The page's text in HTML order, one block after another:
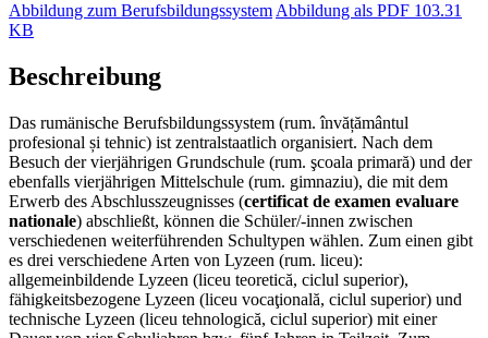
Abbildung zum Berufsbildungssystem Abbildung als PDF 103.31
KB
Beschreibung
Das rumänische Berufsbildungssystem (rum. învățământul
profesional și tehnic) ist zentralstaatlich organisiert. Nach dem
Besuch der vierjährigen Grundschule (rum. şcoala primară) und der
ebenfalls vierjährigen Mittelschule (rum. gimnaziu), die mit dem
Erwerb des Abschlusszeugnisses (certificat de examen evaluare
nationale) abschließt, können die Schüler/-innen zwischen
verschiedenen weiterführenden Schultypen wählen. Zum einen gibt
es drei verschiedene Arten von Lyzeen (rum. liceu):
allgemeinbildende Lyzeen (liceu teoretică, ciclul superior),
fähigkeitsbezogene Lyzeen (liceu vocaţională, ciclul superior) und
technische Lyzeen (liceu tehnologică, ciclul superior) mit einer